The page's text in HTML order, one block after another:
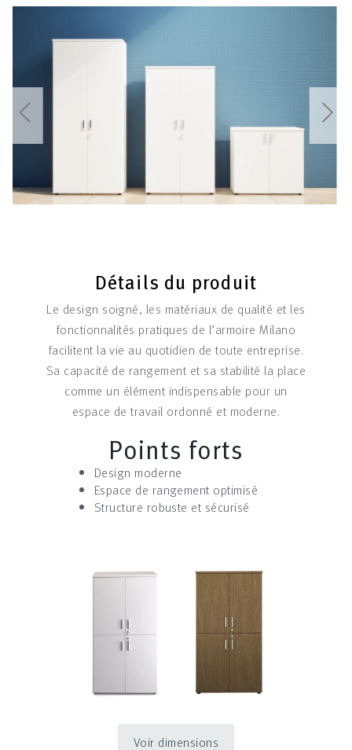
Détails du produit
Le design soigné, les matériaux de qualité et les
fonctionnalités pratiques de l’armoire Milano
facilitent la vie au quotidien de toute entreprise.
Sa capacité de rangement et sa stabilité la place
comme un élément indispensable pour un
espace de travail ordonné et moderne.
Points forts
Design moderne
Espace de rangement optimisé
Structure robuste et sécurisé
Voir dimensions